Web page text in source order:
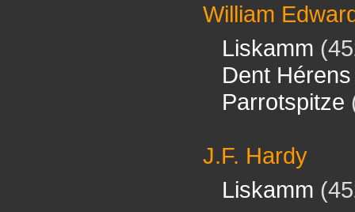
William
Liskamm
Dent Hérens
Parrotspitze
J.F. Hardy
Liskamm